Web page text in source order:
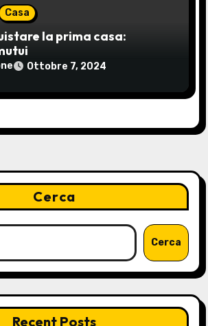
Casa
la prima casa:
Ottobre 7, 2024
Cerca
Cerca
Recent Posts